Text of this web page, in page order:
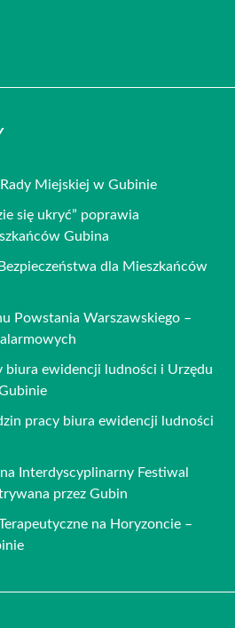
Miejskiej w Gubinie
się ukryć” poprawia
Gubina
dla Mieszkańców
Powstania Warszawskiego –
biura ewidencji ludności i Urzędu
pracy biura ewidencji ludności
Interdyscyplinarny Festiwal
przez Gubin
na Horyzoncie –